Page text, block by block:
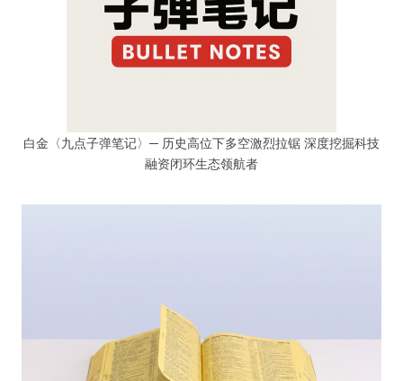
白金〈九点子弹笔记〉─ 历史高位下多空激烈拉锯 深度挖掘科技
融资闭环生态领航者